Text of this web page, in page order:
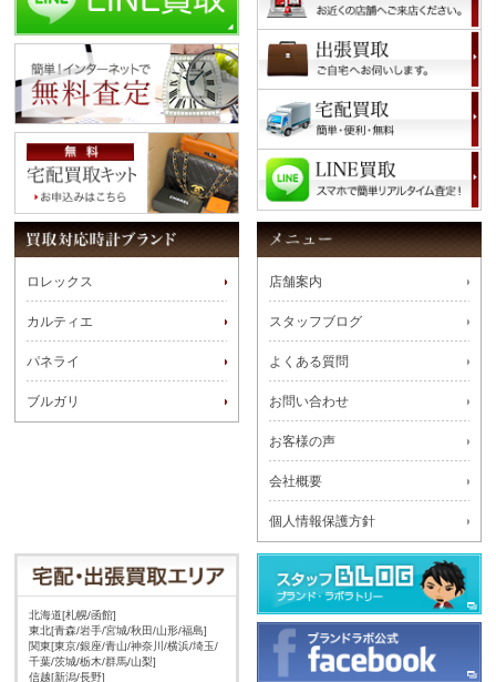
ロレックス
カルティエ
パネライ
ブルガリ
店舗案内
スタッフブログ
よくある質問
お問い合わせ
お客様の声
会社概要
個人情報保護方針
北海道[札幌/函館]
東北[青森/岩手/宮城/秋田/山形/福島]
関東[東京/銀座/青山/神奈川/横浜/埼玉/
千葉/茨城/栃木/群馬/山梨]
信越[新潟/長野]